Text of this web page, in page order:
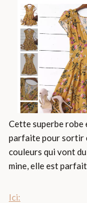
Cette superbe robe
parfaite pour sortir
couleurs qui vont
mine, elle est
Ici: